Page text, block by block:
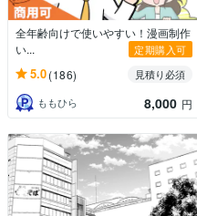
全年齢向けで使いやすい！漫画制作
い...
定期購入可
5.0(186)
見積り必須
ももひら
8,000 円